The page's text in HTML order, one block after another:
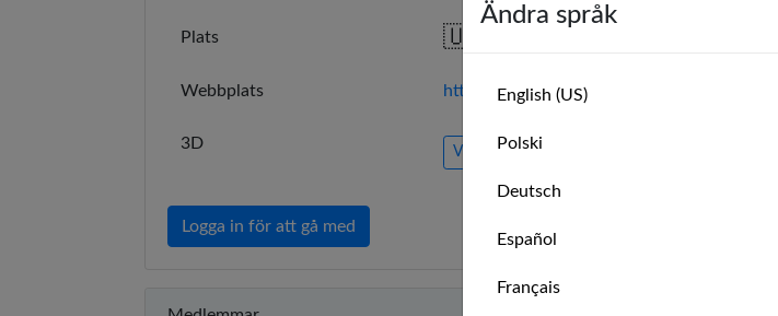
Plats 🇺🇸
Webbplats https://www.longshoresailing.com
3D View in 3D
Logga in för att gå med
Ändra språk
English (US)
Polski
Deutsch
Español
Français